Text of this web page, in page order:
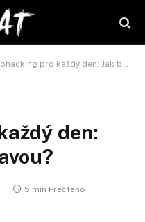
pro každý den: Jak bojovat s únavou?
den:
5 min Přečteno